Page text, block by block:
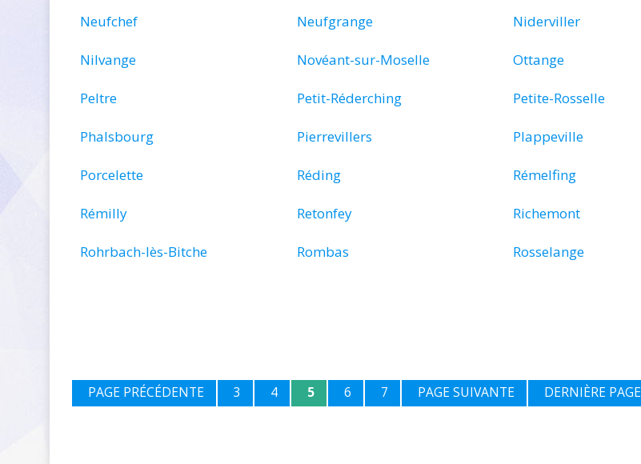
Neufchef Neufgrange Niderviller
Nilvange Novéant-sur-Moselle Ottange
Peltre Petit-Réderching Petite-Rosselle
Phalsbourg Pierrevillers Plappeville
Porcelette Réding Rémelfing
Rémilly Retonfey Richemont
Rohrbach-lès-Bitche Rombas Rosselange
PAGE PRÉCÉDENTE 3 4 5 6 7 PAGE SUIVANTE DERNIÈRE PAGE